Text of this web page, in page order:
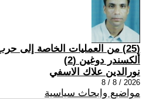
(25) من العمليات الخاصة إلى
ألكسندر دوغين (2)
نورالدين علاك الاسفي
2026 / 8 / 8
مواضيع وابحاث سياسية